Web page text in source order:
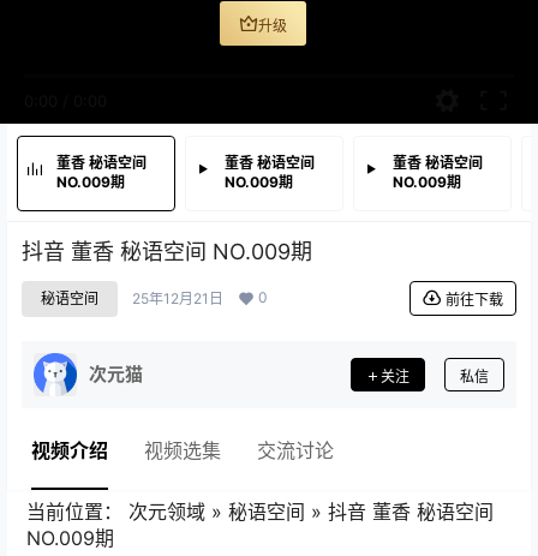
升级
董香 秘语空间
NO.009期
董香 秘语空间
NO.009期
董香 秘语空间
NO.009期
抖音 董香 秘语空间 NO.009期
秘语空间 25年12月21日 0 前往下载
次元猫 关注 私信
视频介绍 视频选集 交流讨论
当前位置： 次元领域 » 秘语空间 » 抖音 董香 秘语空间
NO.009期